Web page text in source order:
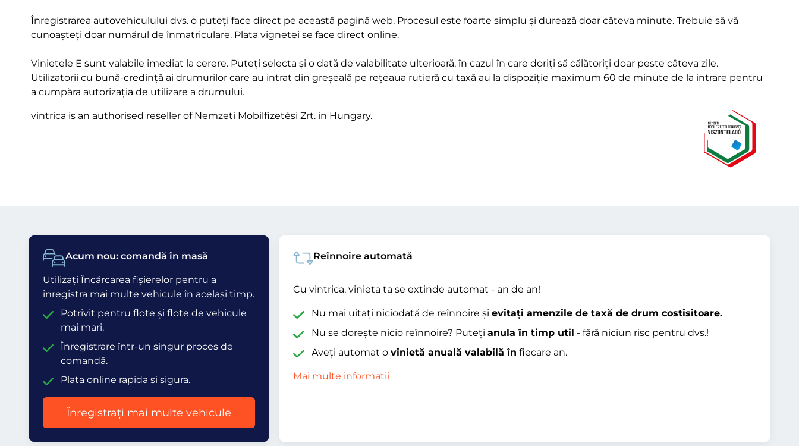
Înregistrarea autovehiculului dvs. o puteți face direct pe această pagină web. Procesul este foarte simplu și durează doar câteva minute. Trebuie să vă
cunoașteți doar numărul de înmatriculare. Plata vignetei se face direct online.
Vinietele E sunt valabile imediat la cerere. Puteți selecta și o dată de valabilitate ulterioară, în cazul în care doriți să călătoriți doar peste câteva zile.
Utilizatorii cu bună-credință ai drumurilor care au intrat din greșeală pe rețeaua rutieră cu taxă au la dispoziție maximum 60 de minute de la intrare pentru
a cumpăra autorizația de utilizare a drumului.
vintrica is an authorised reseller of Nemzeti Mobilfizetési Zrt. in Hungary.
Acum nou: comandă în masă
Utilizați Încărcarea fișierelor pentru a
înregistra mai multe vehicule în același timp.
Potrivit pentru flote și flote de vehicule
mai mari.
Înregistrare într-un singur proces de
comandă.
Plata online rapida si sigura.
Înregistrați mai multe vehicule
Reînnoire automată
Cu vintrica, vinieta ta se extinde automat - an de an!
Nu mai uitați niciodată de reînnoire și evitați amenzile de taxă de drum costisitoare.
Nu se dorește nicio reînnoire? Puteți anula în timp util - fără niciun risc pentru dvs.!
Aveți automat o vinietă anuală valabilă în fiecare an.
Mai multe informatii